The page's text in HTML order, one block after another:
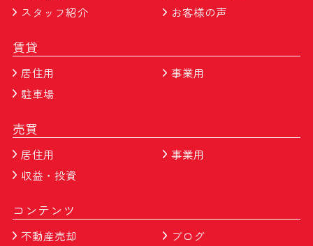
スタッフ紹介
お客様の声
賃貸
居住用
事業用
駐車場
売買
居住用
事業用
収益・投資
コンテンツ
不動産売却 ブログ